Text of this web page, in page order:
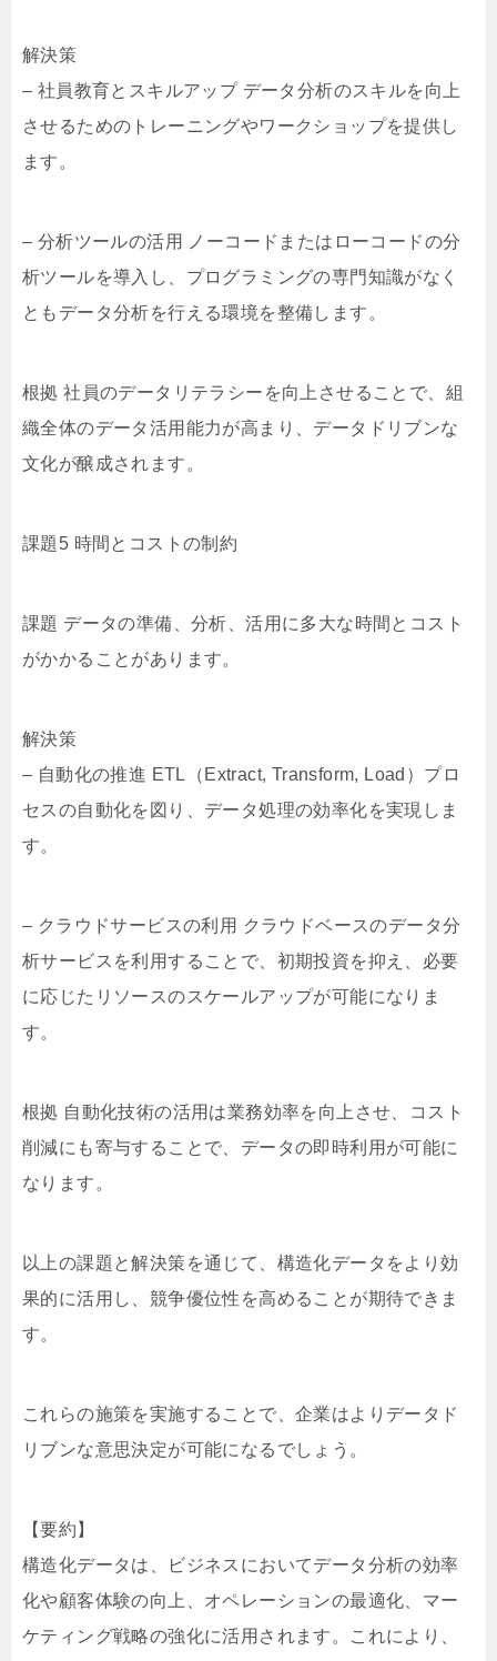
解決策
– 社員教育とスキルアップ データ分析のスキルを向上
させるためのトレーニングやワークショップを提供し
ます。
– 分析ツールの活用 ノーコードまたはローコードの分
析ツールを導入し、プログラミングの専門知識がなく
ともデータ分析を行える環境を整備します。
根拠 社員のデータリテラシーを向上させることで、組
織全体のデータ活用能力が高まり、データドリブンな
文化が醸成されます。
課題5 時間とコストの制約
課題 データの準備、分析、活用に多大な時間とコスト
がかかることがあります。
解決策
– 自動化の推進 ETL（Extract, Transform, Load）プロ
セスの自動化を図り、データ処理の効率化を実現しま
す。
– クラウドサービスの利用 クラウドベースのデータ分
析サービスを利用することで、初期投資を抑え、必要
に応じたリソースのスケールアップが可能になりま
す。
根拠 自動化技術の活用は業務効率を向上させ、コスト
削減にも寄与することで、データの即時利用が可能に
なります。
以上の課題と解決策を通じて、構造化データをより効
果的に活用し、競争優位性を高めることが期待できま
す。
これらの施策を実施することで、企業はよりデータド
リブンな意思決定が可能になるでしょう。
【要約】
構造化データは、ビジネスにおいてデータ分析の効率
化や顧客体験の向上、オペレーションの最適化、マー
ケティング戦略の強化に活用されます。これにより、